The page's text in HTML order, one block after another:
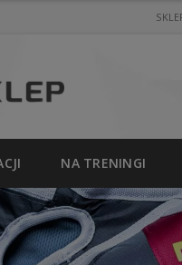
NA TRENINGI